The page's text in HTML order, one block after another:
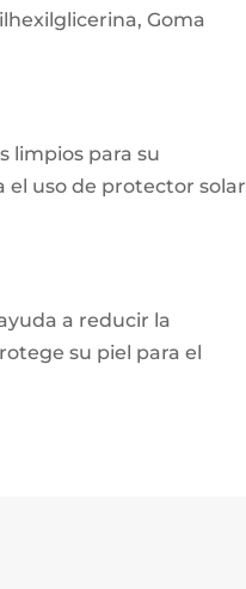
Goma
limpios para su
el uso de protector solar
a reducir la
su piel para el